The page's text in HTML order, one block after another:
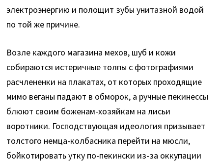
электроэнергию и полощит зубы унитазной водой
по той же причине.
Возле каждого магазина мехов, шуб и кожи
собираются истеричные толпы с фотографиями
расчлененки на плакатах, от которых проходящие
мимо веганы падают в обморок, а ручные пекинессы
блюют своим боженам-хозяйкам на лисьи
воротники. Господствующая идеология призывает
толстого немца-колбасника перейти на мюсли,
бойкотировать утку по-пекински из-за оккупации